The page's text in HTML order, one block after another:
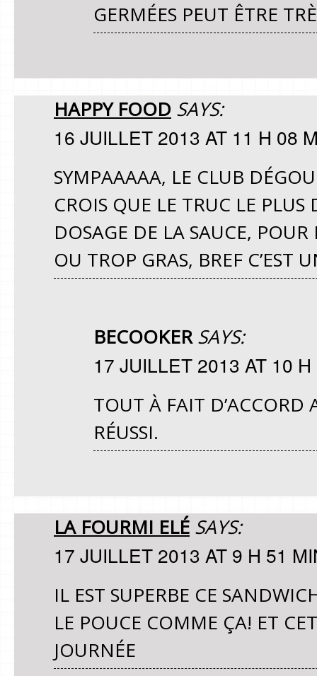
GERMÉES PEUT ÊTRE
HAPPY FOOD SAYS:
16 JUILLET 2013 AT 11 H 08
SYMPAAAAA, LE CLUB
CROIS QUE LE TRUC LE PLUS
DOSAGE DE LA SAUCE,
OU TROP GRAS, BREF C’EST
BECOOKER SAYS:
17 JUILLET 2013 AT 10
TOUT À FAIT D’ACCORD
RÉUSSI.
LA FOURMI ELÉ SAYS:
17 JUILLET 2013 AT 9 H 51
IL EST SUPERBE CE
LE POUCE COMME ÇA! ET
JOURNÉE